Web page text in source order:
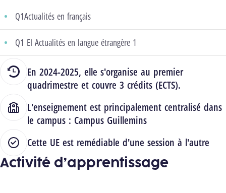
Q1Actualités en français
Q1 EI Actualités en langue étrangère 1
En 2024-2025, elle s'organise au premier
quadrimestre et couvre 3 crédits (ECTS).
L'enseignement est principalement centralisé dans
le campus : Campus Guillemins
Cette UE est remédiable d'une session à l'autre
Activité d’apprentissage